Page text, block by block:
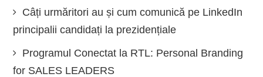
Câți urmăritori au și cum comunică pe LinkedIn
principalii candidați la prezidențiale
Programul Conectat la RTL: Personal Branding
for SALES LEADERS